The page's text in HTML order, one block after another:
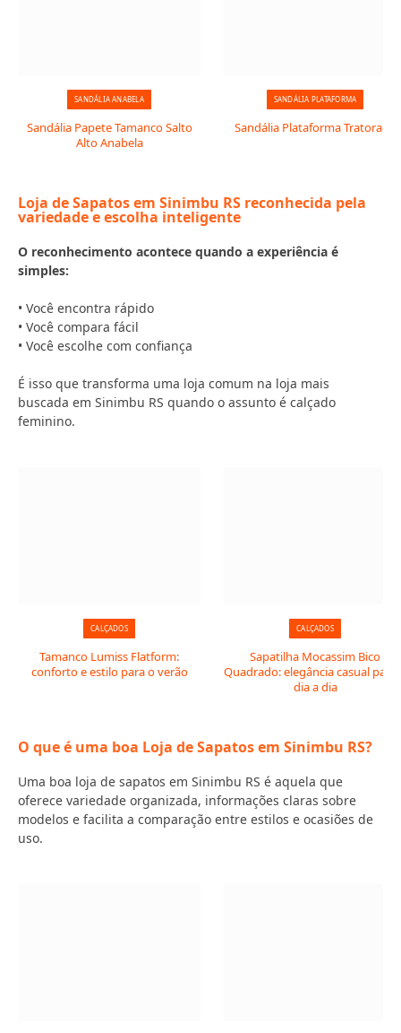
SANDÁLIA ANABELA
Sandália Papete Tamanco Salto
Alto Anabela
SANDÁLIA PLATAFORMA
Sandália Plataforma Tratorada
Loja de Sapatos em Sinimbu RS reconhecida pela
variedade e escolha inteligente
O reconhecimento acontece quando a experiência é
simples:
• Você encontra rápido
• Você compara fácil
• Você escolhe com confiança
É isso que transforma uma loja comum na loja mais
buscada em Sinimbu RS quando o assunto é calçado
feminino.
CALÇADOS
Tamanco Lumiss Flatform:
conforto e estilo para o verão
CALÇADOS
Sapatilha Mocassim Bico
Quadrado: elegância casual para
dia a dia
O que é uma boa Loja de Sapatos em Sinimbu RS?
Uma boa loja de sapatos em Sinimbu RS é aquela que
oferece variedade organizada, informações claras sobre
modelos e facilita a comparação entre estilos e ocasiões de
uso.